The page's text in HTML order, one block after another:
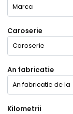
Caroserie
An fabricatie
Kilometrii